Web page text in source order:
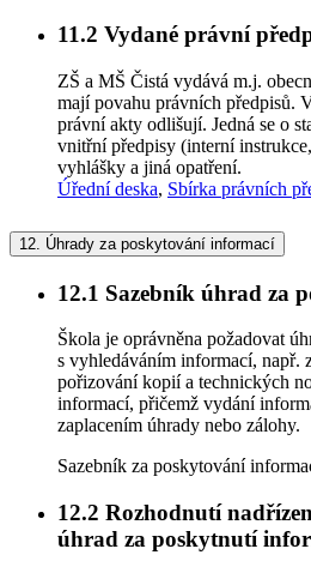
11.2 Vydané právní
ZŠ a MŠ Čistá vydává m.j.
mají povahu právních předpisů.
právní akty odlišují. Jedná se o
vnitřní předpisy (interní
vyhlášky a jiná opatření.
Úřední deska, Sbírka právních
12. Úhrady za poskytování informací
12.1 Sazebník úhrad za
Škola je oprávněna požadovat
s vyhledáváním informací, např.
pořizování kopií a technických
informací, přičemž vydání
zaplacením úhrady nebo zálohy.
Sazebník za poskytování
12.2 Rozhodnutí
úhrad za poskytnutí